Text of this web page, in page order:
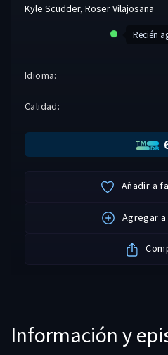
Kyle Scudder, Roser Vilajosana
Recién
Idioma:
Calidad:
Añadir a
Agregar
Información y